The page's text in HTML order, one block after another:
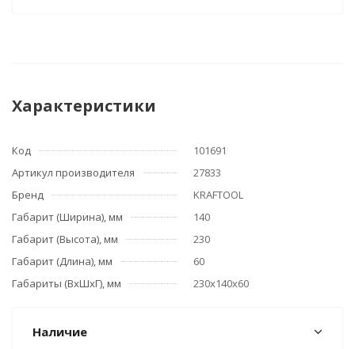
Характеристики
Код
101691
Артикул производителя
27833
Бренд
KRAFTOOL
Габарит (Ширина), мм
140
Габарит (Высота), мм
230
Габарит (Длина), мм
60
Габариты (ВхШхГ), мм
230х140х60
Наличие